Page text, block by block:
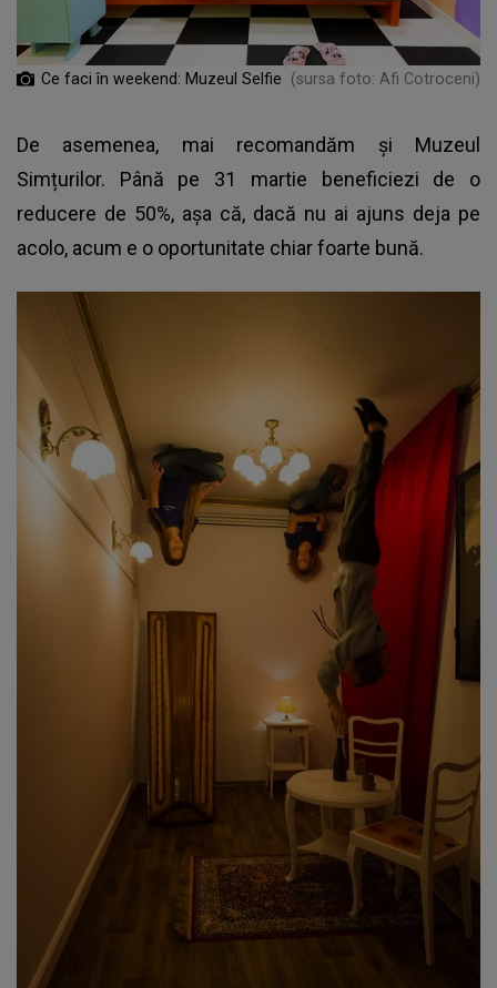
Ce faci în weekend: Muzeul Selfie (sursa foto: Afi Cotroceni)
De asemenea, mai recomandăm și Muzeul
Simțurilor. Până pe 31 martie beneficiezi de o
reducere de 50%, așa că, dacă nu ai ajuns deja pe
acolo, acum e o oportunitate chiar foarte bună.